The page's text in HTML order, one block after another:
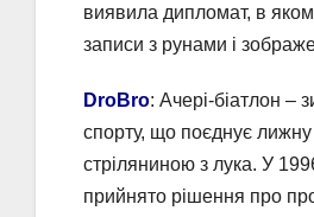
виявила дипломат, в
записи з рунами і
DroBro: Ачері-біатлон –
спорту, що поєднує лижну
стріляниною з лука. У
прийнято рішення про